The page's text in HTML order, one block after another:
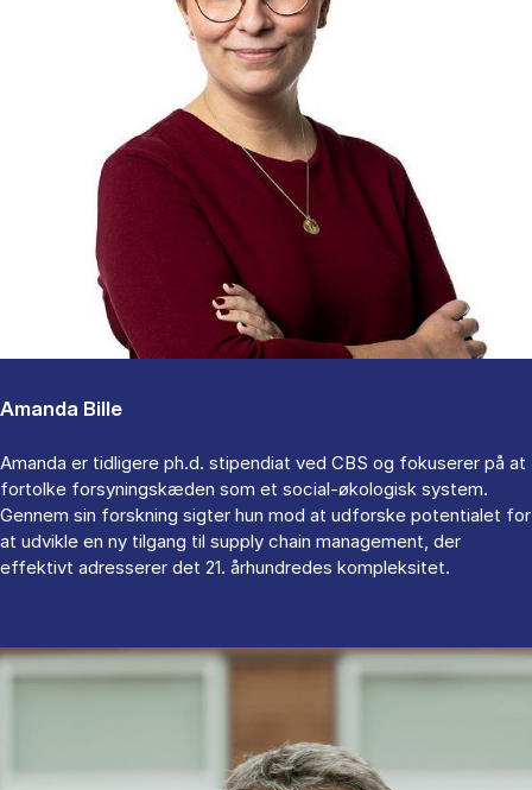
Amanda Bille
Amanda er tidligere ph.d. stipendiat ved CBS og fokuserer på at
fortolke forsyningskæden som et social-økologisk system.
Gennem sin forskning sigter hun mod at udforske potentialet for
at udvikle en ny tilgang til supply chain management, der
effektivt adresserer det 21. århundredes kompleksitet.